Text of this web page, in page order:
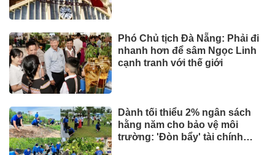
Trăm năm chợ Tân Định
AI và dữ liệu định hình tương